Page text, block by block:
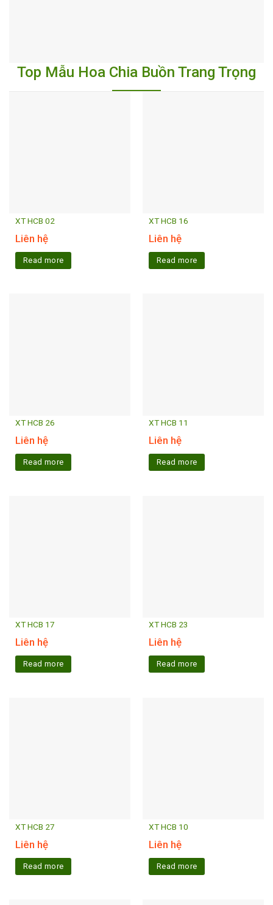
Top Mẫu Hoa Chia Buồn Trang Trọng
XT HCB 02
Liên hệ
Read more
XT HCB 16
Liên hệ
Read more
XT HCB 26
Liên hệ
Read more
XT HCB 11
Liên hệ
Read more
XT HCB 17
Liên hệ
Read more
XT HCB 23
Liên hệ
Read more
XT HCB 27
Liên hệ
Read more
XT HCB 10
Liên hệ
Read more